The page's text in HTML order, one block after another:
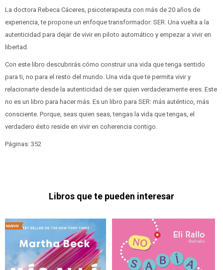
La doctora Rebeca Cáceres, psicoterapeuta con más de 20 años de
experiencia, te propone un enfoque transformador: SER. Una vuelta a la
autenticidad para dejar de vivir en piloto automático y empezar a vivir en
libertad.
Con este libro descubrirás cómo construir una vida que tenga sentido
para ti, no para el resto del mundo. Una vida que te permita vivir y
relacionarte desde la autenticidad de ser quien verdaderamente eres. Este
no es un libro para hacer más. Es un libro para SER: más auténtico, más
consciente. Porque, seas quien seas, tengas la vida que tengas, el
verdadero éxito reside en vivir en coherencia contigo.
Páginas: 352
Libros que te pueden interesar